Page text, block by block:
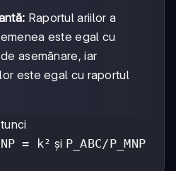
Raportul ariilor a
este egal cu
asemănare, iar
este egal cu raportul
= k² și P_ABC/P_MNP